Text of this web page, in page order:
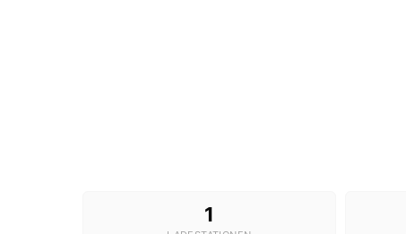
1